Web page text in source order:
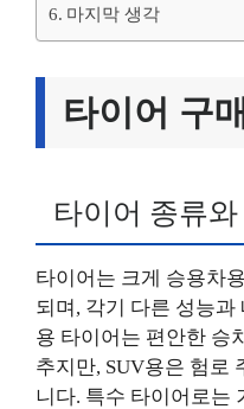
마지막 생각
타이어 구
타이어 종류와
타이어는 크게 승용차
되며, 각기 다른 성능
용 타이어는 편안한 승
추지만, SUV용은 험로
니다. 특수 타이어로는